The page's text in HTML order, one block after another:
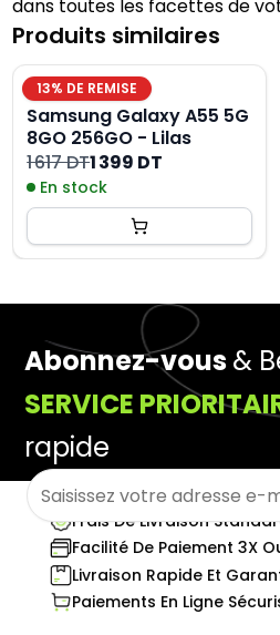
dans toutes les facettes de
Produits similaires
13% DE REMISE
Samsung Galaxy A55 5G
8GO 256GO - Lilas
1 617 DT1 399 DT
En stock
Abonnez-vous&
SERVICE
rapide
Frais De Livraison
Facilité De Paiement 3X
Livraison Rapide Et
Paiements En Ligne